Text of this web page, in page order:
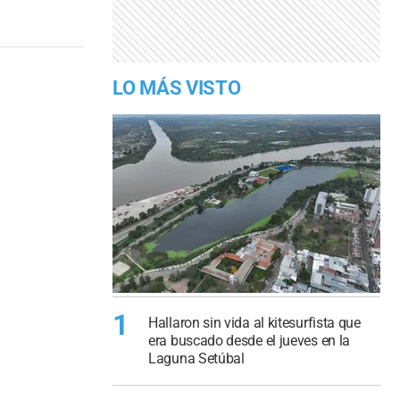
LO MÁS VISTO
1
Hallaron sin vida al kitesurfista que
era buscado desde el jueves en la
Laguna Setúbal